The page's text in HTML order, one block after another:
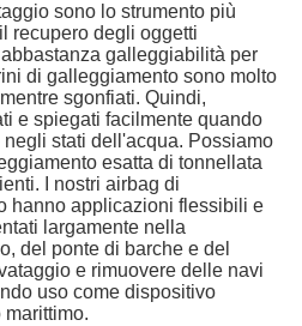
sono lo strumento più
recupero degli oggetti
galleggiabilità per
di galleggiamento sono molto
sgonfiati. Quindi,
e spiegati facilmente quando
stati dell'acqua. Possiamo
esatta di tonnellata
I nostri airbag di
hanno applicazioni flessibili e
largamente nella
del ponte di barche e del
e rimuovere delle navi
uso come dispositivo